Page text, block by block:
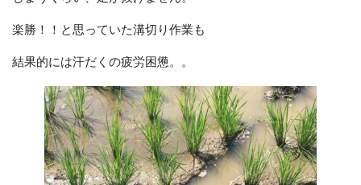
楽勝！！と思っていた溝切り作業も
結果的には汗だくの疲労困憊。。